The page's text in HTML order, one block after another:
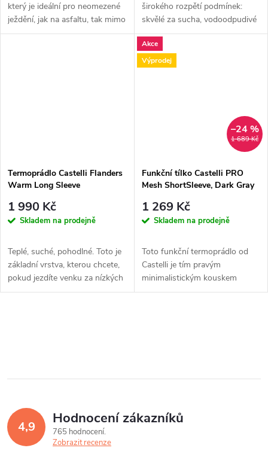
který je ideální pro neomezené
ježdění, jak na asfaltu, tak mimo
něj, díky výjimečné...
širokého rozpětí podmínek:
skvělé za sucha, vodoodpudivé
pro lehký déšť a mokré cesty,...
Termoprádlo Castelli Flanders
Warm Long Sleeve
1 990 Kč
Skladem na prodejně
Teplé, suché, pohodlné. Toto je
základní vrstva, kterou chcete,
pokud jezdíte venku za nízkých
teplot.
Akce
Výprodej
1 689 Kč
–24 %
Funkční tílko Castelli PRO
Mesh ShortSleeve, Dark Gray
1 269 Kč
Skladem na prodejně
Toto funkční termoprádlo od
Castelli je tím pravým
minimalistickým kouskem
oblečení, který Vám zajistí
l
d 4,9 Hodnocení zákazníků
765 hodnocení
Zobrazit recenze